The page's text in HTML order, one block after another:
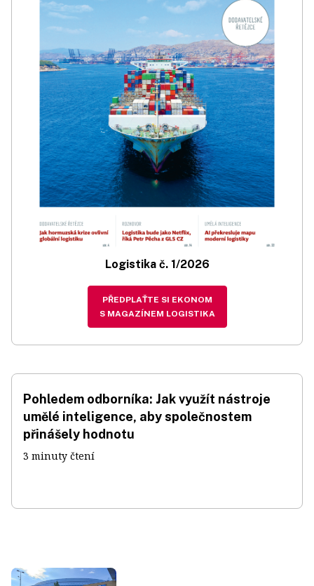
Logistika č. 1/2026
PŘEDPLAŤTE SI EKONOM
S MAGAZÍNEM LOGISTIKA
Pohledem odborníka: Jak využít nástroje
umělé inteligence, aby společnostem
přinášely hodnotu
3 minuty čtení